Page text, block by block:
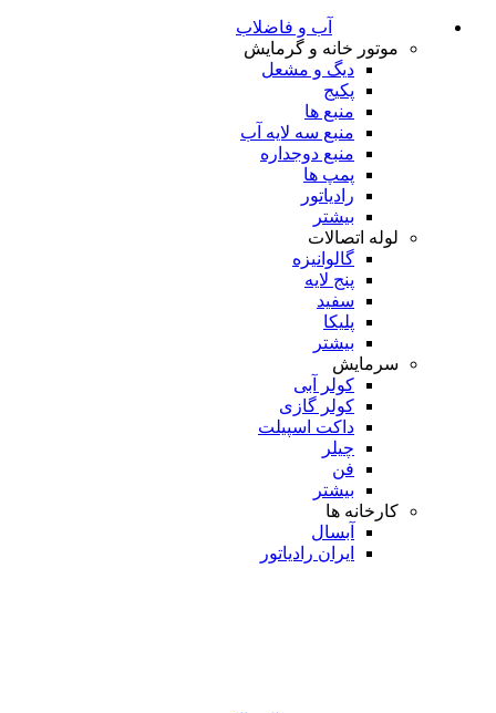
آب و فاضلاب
موتور خانه و گرمایش
دیگ و مشعل
پکیج
منبع ها
منبع سه لایه آب
منبع دوجداره
پمپ ها
رادیاتور
بیشتر
لوله اتصالات
گالوانیزه
پنج لایه
سفید
پلیکا
بیشتر
سرمایش
کولر آبی
کولر گازی
داکت اسپیلت
چیلر
فن
بیشتر
کارخانه ها
آبسال
ایران رادیاتور